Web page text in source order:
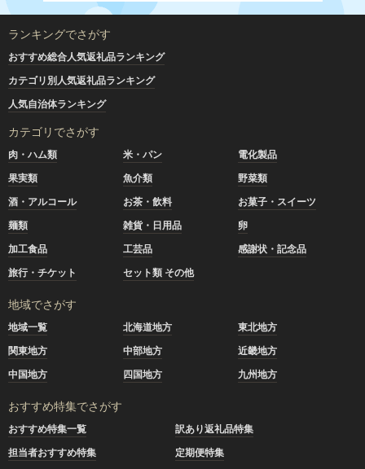
ランキングでさがす
おすすめ総合人気返礼品ランキング
カテゴリ別人気返礼品ランキング
人気自治体ランキング
カテゴリでさがす
肉・ハム類 米・パン
電化製品
果実類
魚介類
野菜類
酒・アルコール
お茶・飲料
お菓子・スイーツ
麺類
雑貨・日用品
卵
加工食品
工芸品
感謝状・記念品
旅行・チケット
セット類 その他
地域でさがす
地域一覧 北海道地方
東北地方
関東地方
中部地方
近畿地方
中国地方
四国地方 九州地方
おすすめ特集でさがす
おすすめ特集一覧
訳あり返礼品特集
担当者おすすめ特集
定期便特集